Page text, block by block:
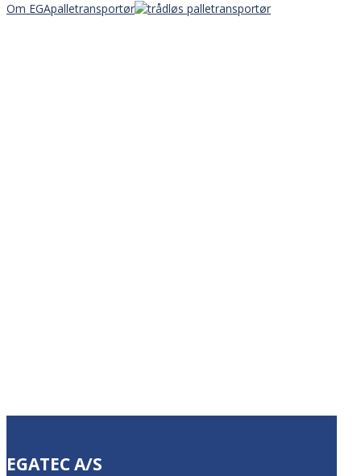
Om EGApalletransportør
EGATEC A/S